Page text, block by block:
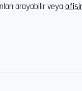
arayabilir veya